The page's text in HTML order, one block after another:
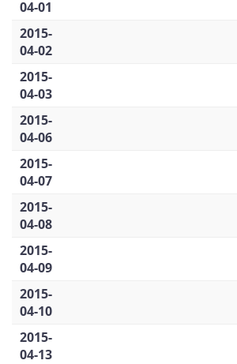
04-01
2015-
04-02
2015-
04-03
2015-
04-06
2015-
04-07
2015-
04-08
2015-
04-09
2015-
04-10
2015-
04-13